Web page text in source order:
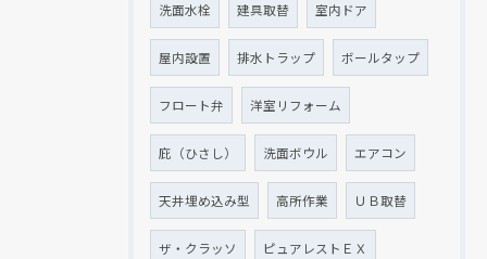
洗面水栓 建具取替 室内ドア
屋内設置 排水トラップ ボールタップ
フロート弁 洋室リフォーム
庇（ひさし） 洗面ボウル エアコン
天井埋め込み型 高所作業 ＵＢ取替
ザ・クラッソ ピュアレストＥＸ